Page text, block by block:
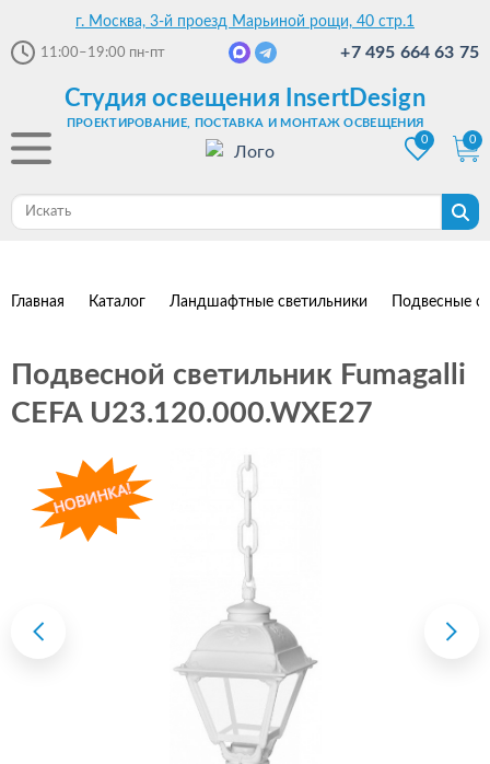
г. Москва, 3-й проезд Марьиной рощи, 40 стр.1
11:00–19:00 пн-пт +7 495 664 63 75
Студия освещения InsertDesign
ПРОЕКТИРОВАНИЕ, ПОСТАВКА И МОНТАЖ ОСВЕЩЕНИЯ
0
0
Главная Каталог Ландшафтные светильники Подвесные
Подвесной светильник Fumagalli
CEFA U23.120.000.WXE27